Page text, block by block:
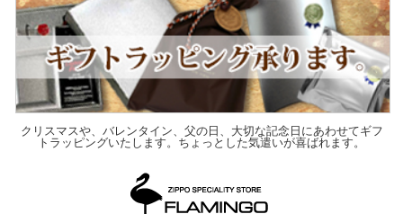
クリスマスや、バレンタイン、父の日、大切な記念日にあわせてギフ
トラッピングいたします。ちょっとした気遣いが喜ばれます。